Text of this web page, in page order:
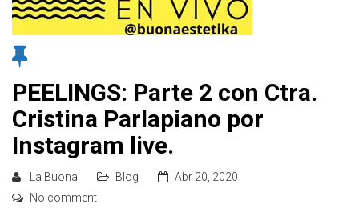
PEELINGS: Parte 2 con Ctra.
Cristina Parlapiano por
Instagram live.
La Buona Blog
Abr 20, 2020
No comment